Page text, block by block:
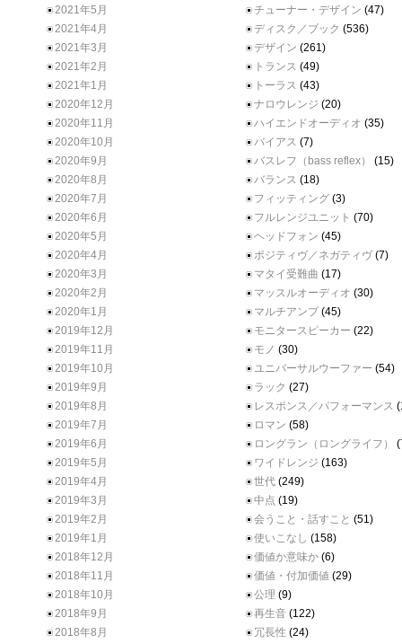
2021年5月
2021年4月
2021年3月
2021年2月
2021年1月
2020年12月
2020年11月
2020年10月
2020年9月
2020年8月
2020年7月
2020年6月
2020年5月
2020年4月
2020年3月
2020年2月
2020年1月
2019年12月
2019年11月
2019年10月
2019年9月
2019年8月
2019年7月
2019年6月
2019年5月
2019年4月
2019年3月
2019年2月
2019年1月
2018年12月
2018年11月
2018年10月
2018年9月
2018年8月
チューナー・デザイン (47)
ディスク／ブック (536)
デザイン (261)
トランス (49)
トーラス (43)
ナロウレンジ (20)
ハイエンドオーディオ (35)
バイアス (7)
バスレフ（bass reflex）
(15)
バランス (18)
フィッティング (3)
フルレンジユニット (70)
ヘッドフォン (45)
ポジティヴ／ネガティヴ(7)
マタイ受難曲 (17)
マッスルオーディオ (30)
マルチアンプ (45)
モニタースピーカー (22)
モノ (30)
ユニバーサルウーファー (54)
ラック (27)
レスポンス／パフォーマンス
ロマン (58)
ロングラン（ロングライフ）
ワイドレンジ (163)
世代 (249)
中点 (19)
会うこと・話すこと (51)
使いこなし (158)
価値か意味か (6)
価値・付加価値 (29)
公理 (9)
再生音 (122)
冗長性 (24)